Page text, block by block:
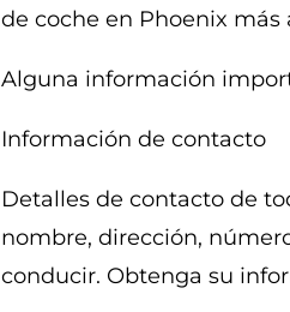
de coche en Phoenix más
Alguna información
Información de contacto
Detalles de contacto de
nombre, dirección,
conducir. Obtenga su